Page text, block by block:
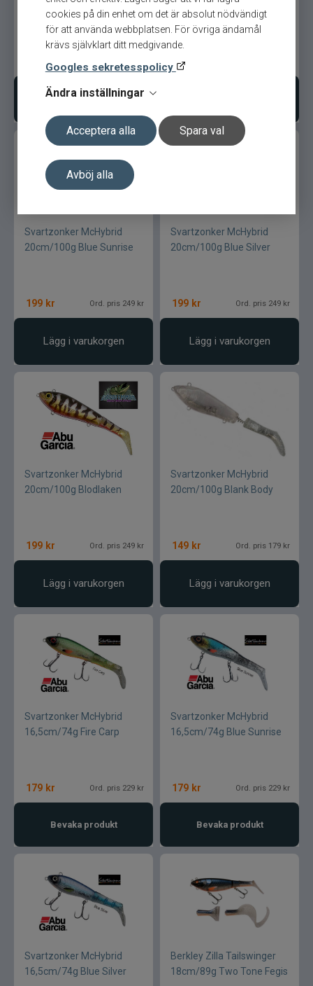
cookies på din enhet om det är absolut nödvändigt
för att använda webbplatsen. För övriga ändamål
krävs självklart ditt medgivande.
Googles sekretesspolicy
Ändra inställningar
Acceptera alla Spara val
Avböj alla
20cm/100g Dofsingen
kr Ord. pris 229 kr
Lägg i varukorgen
20cm/100g Crucian Carp
199
Svartzonker McHybrid
20cm/100g Blue Sunrise
199 kr Ord. pris 249 kr
Lägg i varukorgen
Svartzonker McHybrid
20cm/100g Blue Silver
199 kr Ord. pris 249 kr
Lägg i varukorgen
Svartzonker McHybrid
20cm/100g Blodlaken
199 kr Ord. pris 249 kr
Lägg i varukorgen
Svartzonker McHybrid
20cm/100g Blank Body
149 kr Ord. pris 179 kr
Lägg i varukorgen
Svartzonker McHybrid
16,5cm/74g Fire Carp
179 kr Ord. pris 229 kr
Bevaka produkt
Svartzonker McHybrid
16,5cm/74g Blue Sunrise
179 kr Ord. pris 229 kr
Bevaka produkt
Svartzonker McHybrid
16,5cm/74g Blue Silver
Berkley Zilla Tailswinger
18cm/89g Two Tone Fegis